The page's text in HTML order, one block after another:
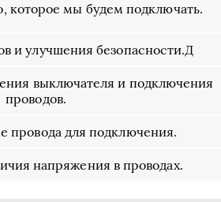
которое мы будем подключать.
и улучшения безопасности.Д
выключателя и подключения
проводов.
провода для подключения.
напряжения в проводах.